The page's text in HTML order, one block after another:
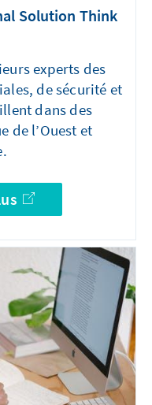
Solution Think
experts des
de sécurité et
dans des
de l’Ouest et